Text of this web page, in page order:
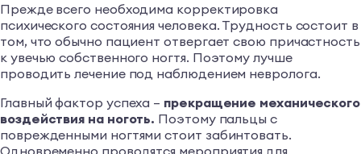
Прежде всего необходима корректировка
психического состояния человека. Трудность состоит в
том, что обычно пациент отвергает свою причастность
к увечью собственного ногтя. Поэтому лучше
проводить лечение под наблюдением невролога.
Главный фактор успеха – прекращение механического
воздействия на ноготь. Поэтому пальцы с
поврежденными ногтями стоит забинтовать.
Одновременно проводятся мероприятия для